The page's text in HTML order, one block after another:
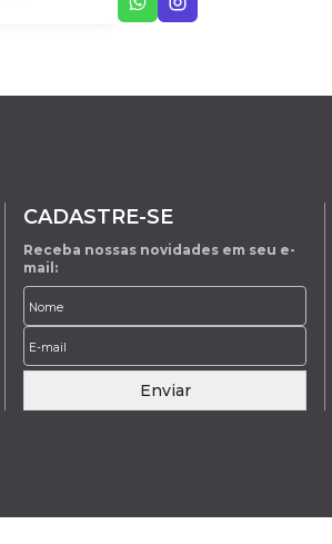
CADASTRE-SE
Receba nossas novidades em seu e-
mail:
Enviar